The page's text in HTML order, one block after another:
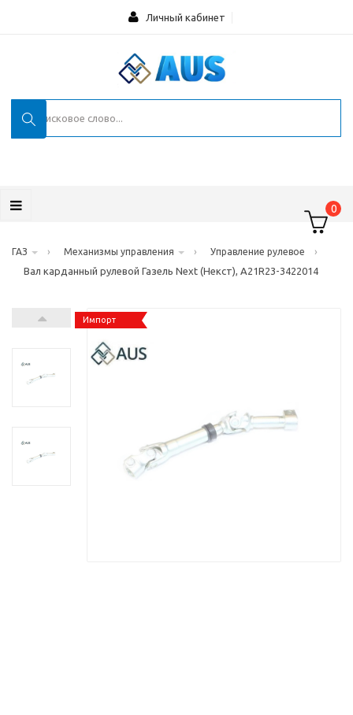
Личный кабинет
0
ГАЗ › Механизмы управления › Управление рулевое
›
Вал карданный рулевой Газель Next (Некст), А21R23-3422014
Импорт